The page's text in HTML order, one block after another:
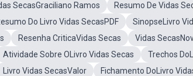
SecasGraciliano Ramos Resumo De Vidas
Do Livro Vidas SecasPDF SinopseLivro
Resenha CriticaVidas Secas Vidas
Atividade Sobre OLivro Vidas Secas Trechos
Livro Vidas SecasValor Fichamento DoLivro